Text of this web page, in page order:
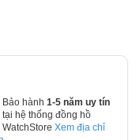
Bảo hành 1-5 năm uy tín
tại hệ thống đồng hồ
WatchStore Xem địa chỉ